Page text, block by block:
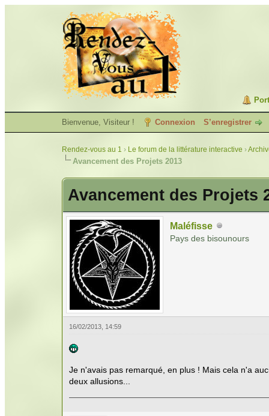
Bienvenue, Visiteur ! Connexion S’enregistrer
Rendez-vous au 1 › Le forum de la littérature interactive ›
Avancement des Projets 2013
Avancement des Projets
Maléfisse
Pays des bisounours
16/02/2013, 14:59
Je n'avais pas remarqué, en plus ! Mais cela n'a
deux allusions...